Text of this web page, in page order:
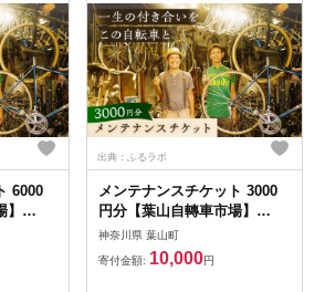
6000
出典：ふるラボ
メンテナンスチケット 3000
円分【葉山自轉車市場】
[ASCE003]
神奈川県 葉山町
寄付金額: 10,000円